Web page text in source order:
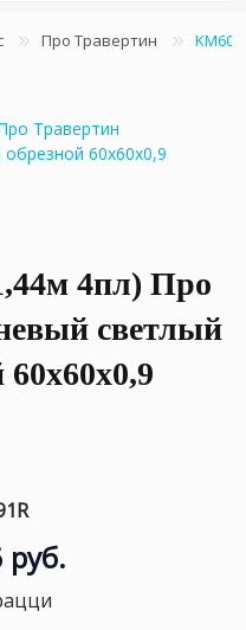
Про Травертин
4пл) Про
светлый
руб.